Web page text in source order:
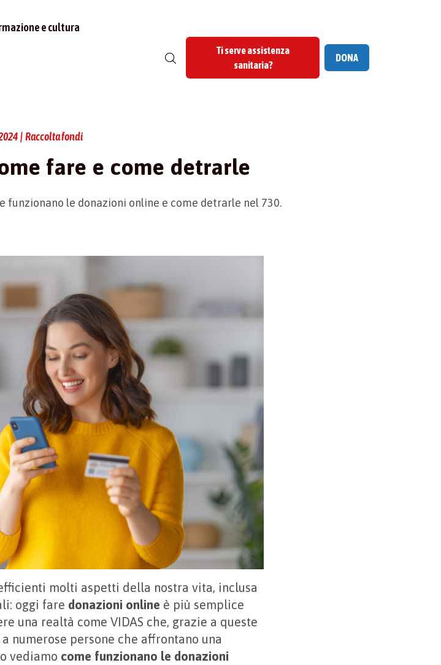
e cultura
Ti serve assistenza
sanitaria?
DONA
| Raccolta fondi
fare e come detrarle
funzionano le donazioni online e come detrarle nel 730.
molti aspetti della nostra vita, inclusa
oggi fare donazioni online è più semplice
una realtà come VIDAS che, grazie a queste
numerose persone che affrontano una
vediamo come funzionano le donazioni